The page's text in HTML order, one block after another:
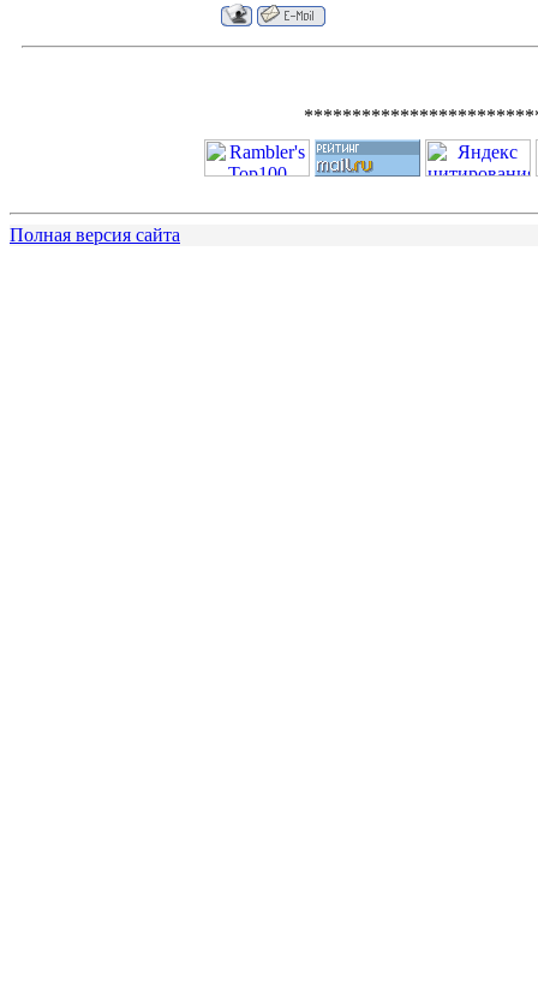
Полная версия сайта